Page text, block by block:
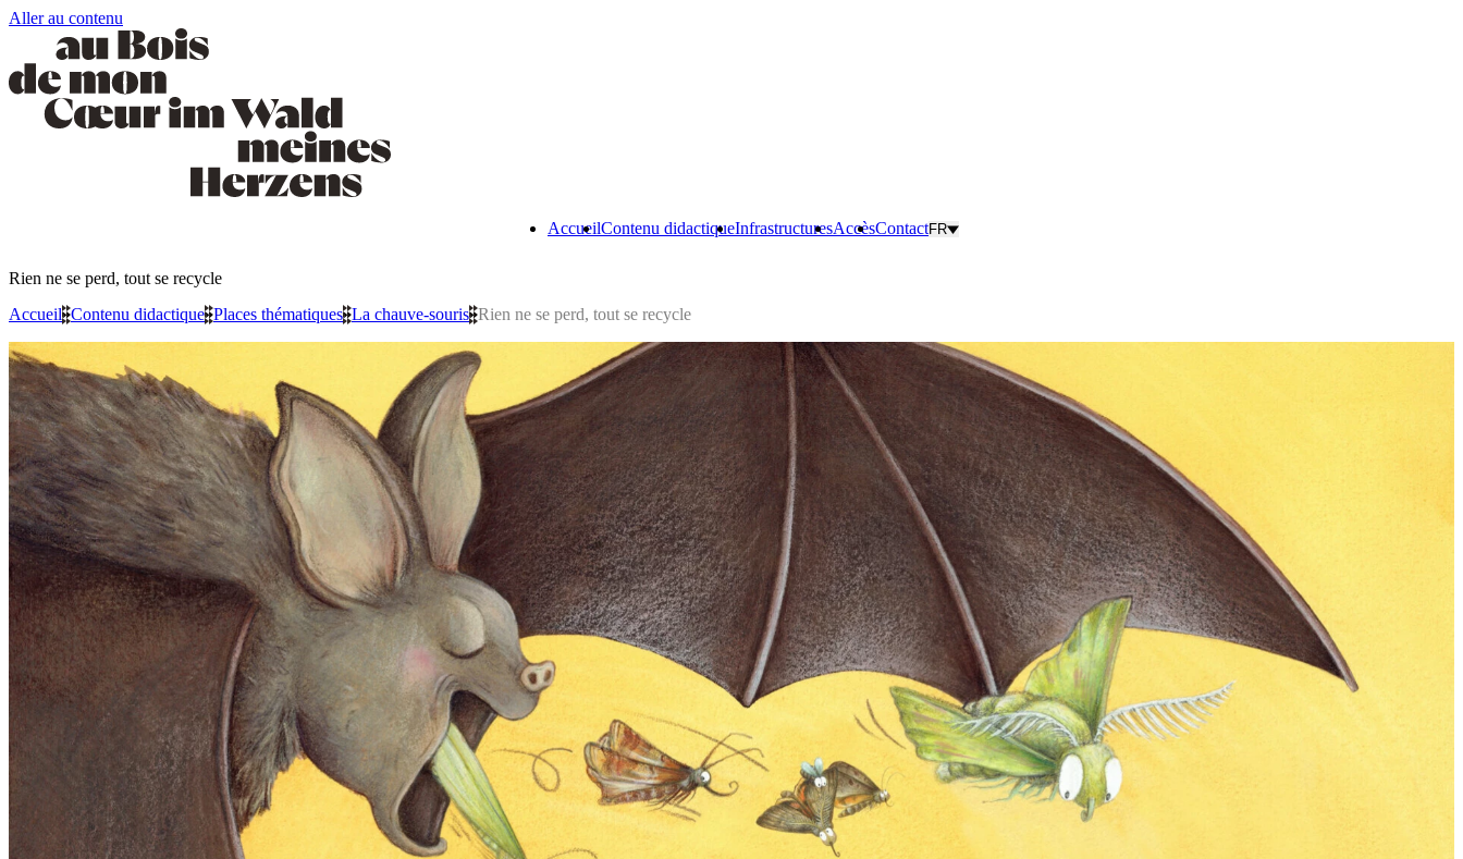
Aller au contenu
AccueilContenu didactiqueInfrastructuresAccèsContactFR
Rien ne se perd, tout se recycle
Accueil»Contenu didactique»Places thématiques»La chauve-souris»Rien ne se perd, tout se recycle